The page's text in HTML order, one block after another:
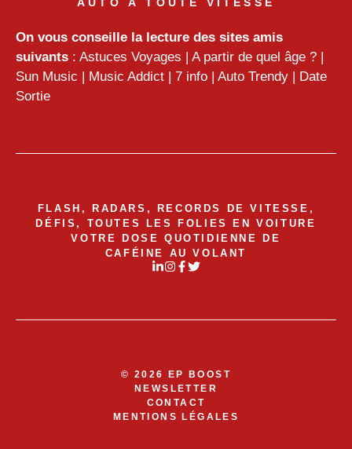
On vous conseille la lecture des sites amis
suivants : Astuces Voyages | A partir de quel âge ? |
Sun Music | Music Addict | 7 info | Auto Trendy | Date
Sortie
FLASH, RADARS, RECORDS DE VITESSE,
DÉFIS, TOUTES LES FOLIES EN VOITURE
VOTRE DOSE QUOTIDIENNE DE
CAFÉINE AU VOLANT
© 2026 EP BOOST
NEWSLETTER
CONTACT
MENTIONS LÉGALES